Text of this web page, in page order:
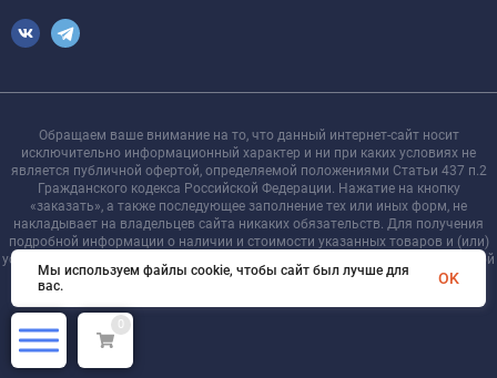
Обращаем ваше внимание на то, что данный интернет-сайт носит
исключительно информационный характер и ни при каких условиях не
является публичной офертой, определяемой положениями Статьи 437 п.2
Гражданского кодекса Российской Федерации. Нажатие на кнопку
«заказать», а также последующее заполнение тех или иных форм, не
накладывает на владельцев сайта никаких обязательств. Для получения
подробной информации о наличии и стоимости указанных товаров и (или)
услуг, пожалуйста, обращайтесь к менеджеру сайта с помощью специальной
формы связи или по телефону +7 921 755-09-90
0
Мы используем файлы cookie, чтобы сайт был лучше для
вас.
OK